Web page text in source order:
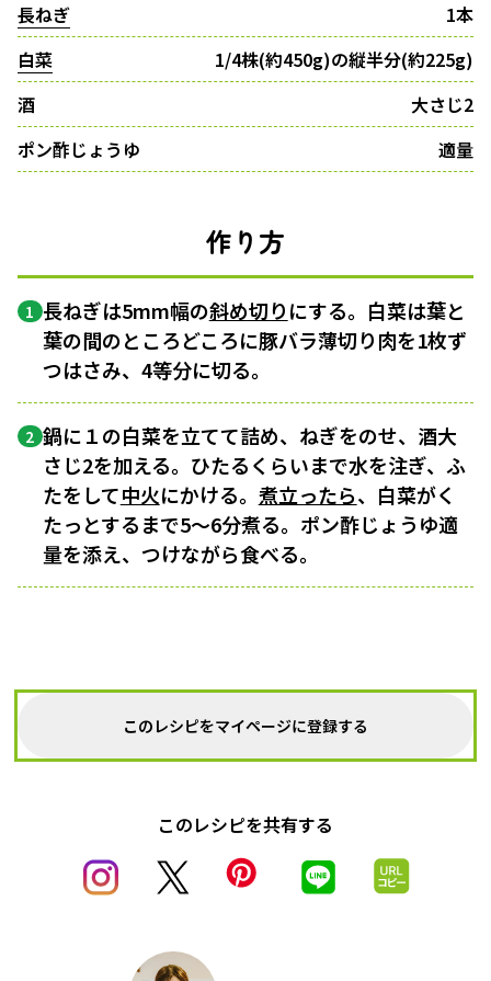
長ねぎ
1本
白菜
1/4株(約450g)の縦半分(約225g)
酒
大さじ2
ポン酢じょうゆ
適量
作り方
1 長ねぎは5mm幅の斜め切りにする。白菜は葉と
葉の間のところどころに豚バラ薄切り肉を1枚ず
つはさみ、4等分に切る。
2 鍋に１の白菜を立てて詰め、ねぎをのせ、酒大
さじ2を加える。ひたるくらいまで水を注ぎ、ふ
たをして中火にかける。 煮立ったら、白菜がく
たっとするまで5〜6分煮る。ポン酢じょうゆ適
量を添え、つけながら食べる。
このレシピをマイページに登録する
このレシピを共有する